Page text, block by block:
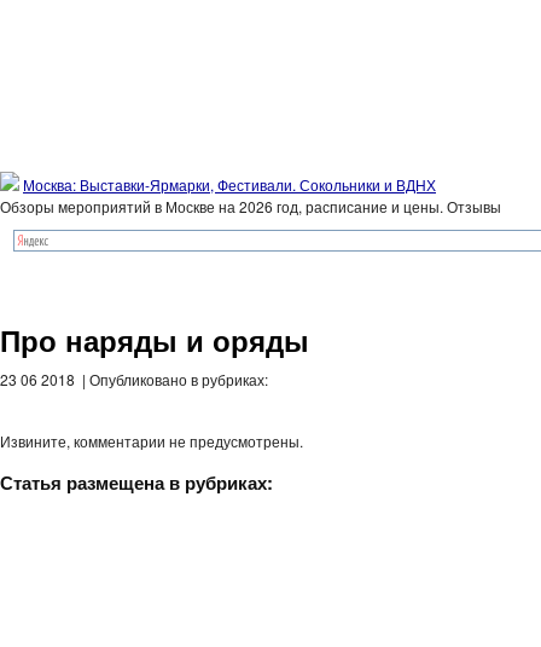
Москва: Выставки-Ярмарки, Фестивали. Сокольники и ВДНХ
Обзоры мероприятий в Москве на 2026 год, расписание и цены. Отзывы
Про наряды и оряды
23 06 2018 | Опубликовано в рубриках:
Извините, комментарии не предусмотрены.
Статья размещена в рубриках: